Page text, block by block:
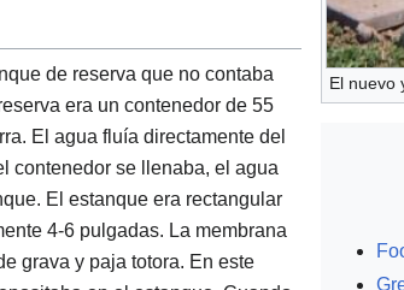
El nuevo
de reserva que no contaba
era un contenedor de 55
El agua fluía directamente del
contenedor se llenaba, el agua
El estanque era rectangular
4-6 pulgadas. La membrana
grava y paja totora. En este